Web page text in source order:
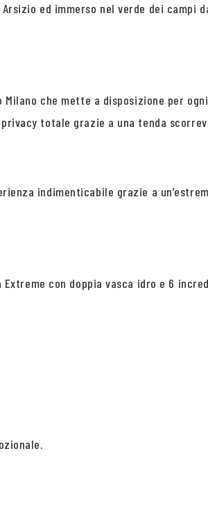
ed immerso nel verde dei campi
che mette a disposizione per
totale grazie a una tenda
indimenticabile grazie a
con doppia vasca idro e 6